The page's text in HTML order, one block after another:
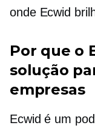
onde Ecwid
Por que o
solução
empresas
Ecwid é um